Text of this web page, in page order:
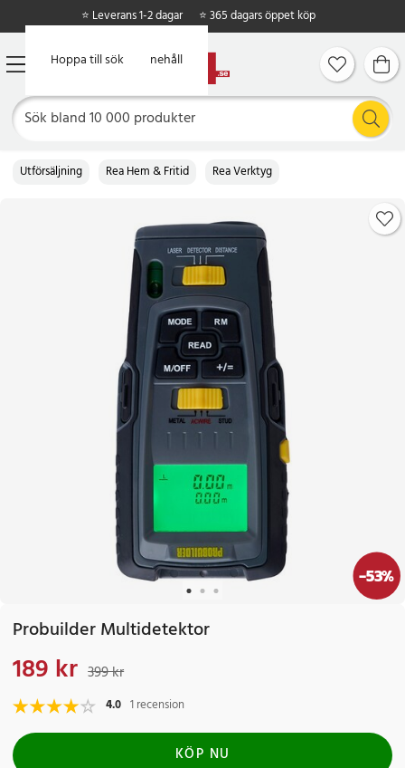
Hoppa till huvudinnehåll
Hoppa till sök
⭐ Leverans 1-2 dagar ⭐ 365 dagars öppet köp
Utförsäljning Rea Hem & Fritid Rea Verktyg
-53%
Probuilder Multidetektor
Nuvarande pris
189 kr 399 kr
4.0 1 recension
KÖP NU